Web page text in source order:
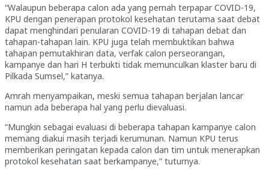
“Walaupun beberapa calon ada yang pernah terpapar COVID-19,
KPU dengan penerapan protokol kesehatan terutama saat debat
dapat menghindari penularan COVID-19 di tahapan debat dan
tahapan-tahapan lain. KPU juga telah membuktikan bahwa
tahapan pemutakhiran data, verfak calon perseorangan,
kampanye dan hari H terbukti tidak memunculkan klaster baru di
Pilkada Sumsel,” katanya.
Amrah menyampaikan, meski semua tahapan berjalan lancar
namun ada beberapa hal yang perlu dievaluasi.
“Mungkin sebagai evaluasi di beberapa tahapan kampanye calon
memang diakui masih terjadi kerumunan. Namun KPU terus
memberikan peringatan kepada calon dan tim untuk menerapkan
protokol kesehatan saat berkampanye,” tuturnya.